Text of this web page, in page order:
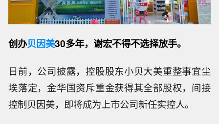
创办贝因美30多年，谢宏不得不选择放手。
日前，公司披露，控股股东小贝大美重整事宜尘
埃落定，金华国资斥重金获得其全部股权，间接
控制贝因美，即将成为上市公司新任实控人。